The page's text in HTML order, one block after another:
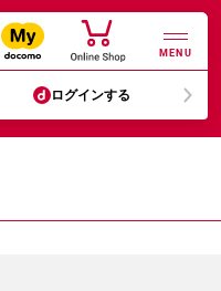
MENU
ログインする